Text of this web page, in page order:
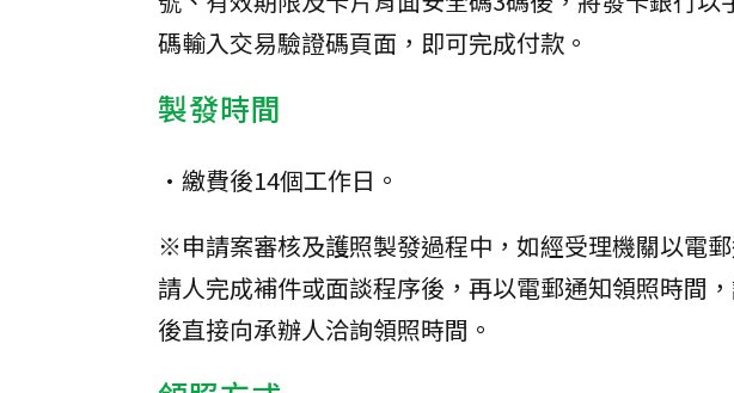
碼輸入交易驗證碼頁面，即可完成付款。
製發時間
•繳費後14個工作日。
※申請案審核及護照製發過程中，如經受理機關以電
請人完成補件或面談程序後，再以電郵通知領照時間
後直接向承辦人洽詢領照時間。